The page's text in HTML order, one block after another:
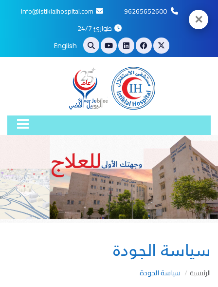
96265652600
info@istiklalhospital.com
طوارئ 24/7
English
سياسة الجودة
الرئيسية سياسة الجودة
✕